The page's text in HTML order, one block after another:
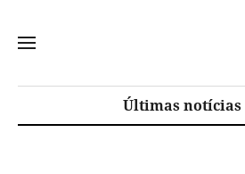
Últimas notícias